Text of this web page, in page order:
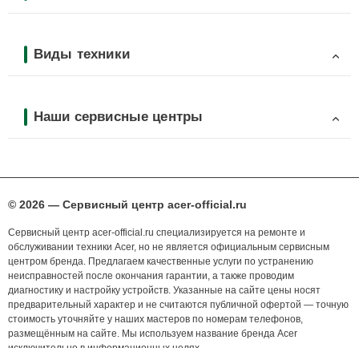
Виды техники
Наши сервисные центры
© 2026 — Сервисный центр acer-official.ru
Сервисный центр acer-official.ru специализируется на ремонте и
обслуживании техники Acer, но не является официальным сервисным
центром бренда. Предлагаем качественные услуги по устранению
неисправностей после окончания гарантии, а также проводим
диагностику и настройку устройств. Указанные на сайте цены носят
предварительный характер и не считаются публичной офертой — точную
стоимость уточняйте у наших мастеров по номерам телефонов,
размещённым на сайте. Мы используем название бренда Acer